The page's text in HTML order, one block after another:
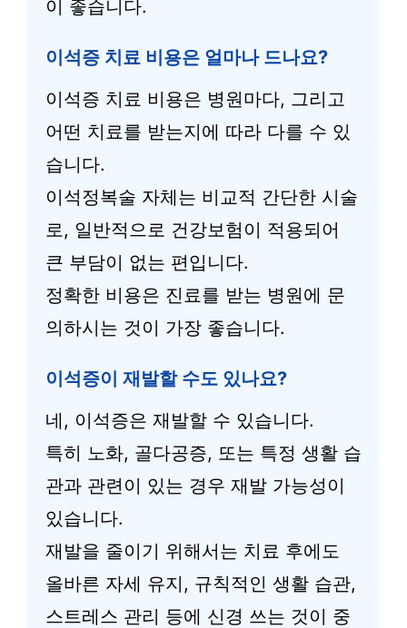
이 좋습니다.
이석증 치료 비용은 얼마나 드나요?
이석증 치료 비용은 병원마다, 그리고
어떤 치료를 받는지에 따라 다를 수 있
습니다.
이석정복술 자체는 비교적 간단한 시술
로, 일반적으로 건강보험이 적용되어
큰 부담이 없는 편입니다.
정확한 비용은 진료를 받는 병원에 문
의하시는 것이 가장 좋습니다.
이석증이 재발할 수도 있나요?
네, 이석증은 재발할 수 있습니다.
특히 노화, 골다공증, 또는 특정 생활 습
관과 관련이 있는 경우 재발 가능성이
있습니다.
재발을 줄이기 위해서는 치료 후에도
올바른 자세 유지, 규칙적인 생활 습관,
스트레스 관리 등에 신경 쓰는 것이 중